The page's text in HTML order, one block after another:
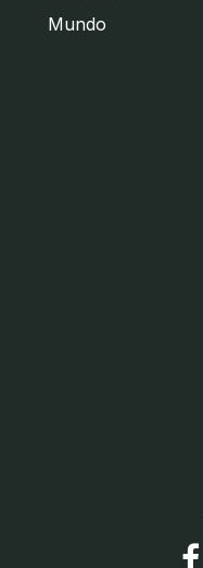
Mundo